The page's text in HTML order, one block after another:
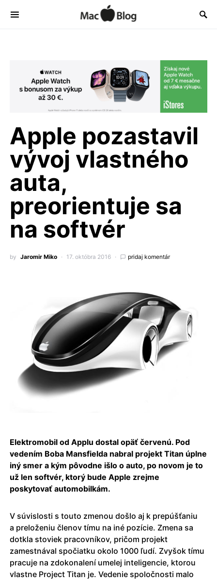
Apple pozastavil
vývoj vlastného
auta,
preorientuje sa
na softvér
by Jaromir Miko 17. októbra 2016 pridaj komentár
Elektromobil od Applu dostal opäť červenú. Pod
vedením Boba Mansfielda nabral projekt Titan úplne
iný smer a kým pôvodne išlo o auto, po novom je to
už len softvér, ktorý bude Apple zrejme
poskytovať automobilkám.
V súvislosti s touto zmenou došlo aj k prepúšťaniu
a preloženiu členov tímu na iné pozície. Zmena sa
dotkla stoviek pracovníkov, pričom projekt
zamestnával spočiatku okolo 1000 ľudí. Zvyšok tímu
pracuje na zdokonalení umelej inteligencie, ktorou
vlastne Project Titan je. Vedenie spoločnosti malo